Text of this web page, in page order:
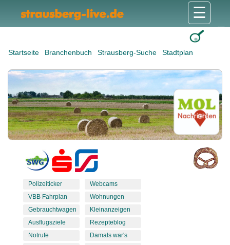
Startseite Branchenbuch Strausberg-Suche Stadtplan
☰
Polizeiticker
VBB Fahrplan
Gebrauchtwagen
Ausflugsziele
Notrufe
Webcams
Wohnungen
Kleinanzeigen
Rezepteblog
Damals war's